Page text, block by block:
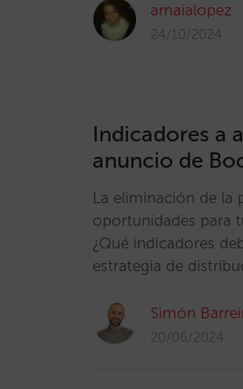
amaialopez
24/10/2024
Indicadores a
anuncio de
La eliminación de la
oportunidades para
¿Qué indicadores
estrategia de
Simón
20/06/2024